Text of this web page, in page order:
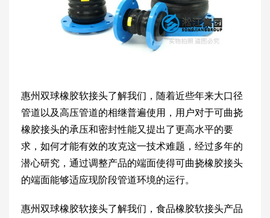
惠州双球橡胶软接头了解我们，随着近些年来大口径
管道以及高压管道的相继普遍使用，用户对于可曲挠
橡胶接头的承压和密封性能又提出了更高水平的要
求，如何才能有效的攻克这一技术难题，经过多年的
潜心研究，通过调整产品的端面使得可曲挠橡胶接头
的端面能够适应现阶段管道环境的运行。
惠州双球橡胶软接头了解我们，食品橡胶软接头产品